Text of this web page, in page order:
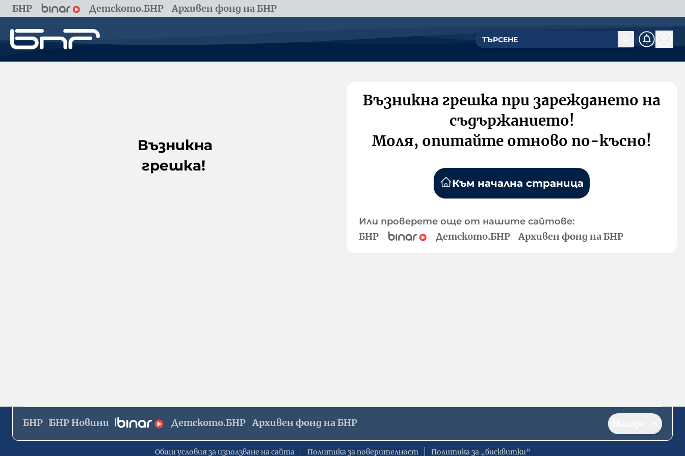
БНР Детското.БНР Архивен фонд на БНР
Възникна
грешка!
Възникна грешка при зареждането на
съдържанието!
Моля, опитайте отново по-късно!
Към начална страница
Или проверете още от нашите сайтове:
БНР Детското.БНР Архивен фонд на БНР
БНР БНР Новини Детското.БНР Архивен фонд на БНР
Общи условия за използване на сайта Политика за поверителност Политика за „бисквитки“